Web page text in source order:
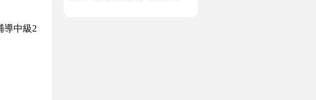
導中級2